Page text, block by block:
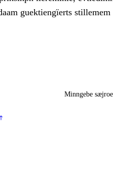
guektiengïerts stillemem
Minngebe sæjroe